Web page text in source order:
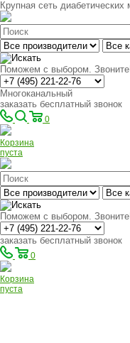
Крупная сеть
Поможем с выбором.
Многоканальный
заказать бесплатный звонок
0
Корзина
пуста
Поможем с выбором.
заказать бесплатный звонок
0
Корзина
пуста